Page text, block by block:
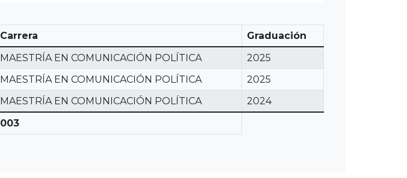
Carrera
Graduación
MAESTRÍA EN COMUNICACIÓN POLÍTICA
2025
MAESTRÍA EN COMUNICACIÓN POLÍTICA
2025
MAESTRÍA EN COMUNICACIÓN POLÍTICA
2024
003